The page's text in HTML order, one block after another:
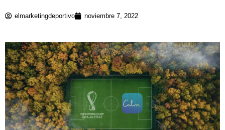
elmarketingdeportivo noviembre 7, 2022